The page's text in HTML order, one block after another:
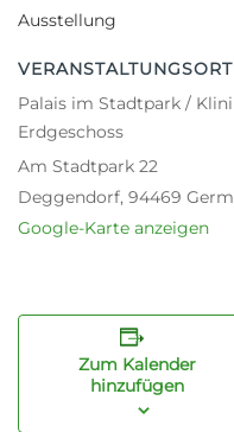
Zum Kalender
hinzufügen
Ausstellung
VERANSTALTUNGSORT
Palais im Stadtpark /
Erdgeschoss
Am Stadtpark 22
Deggendorf, 94469
Google-Karte anzeigen